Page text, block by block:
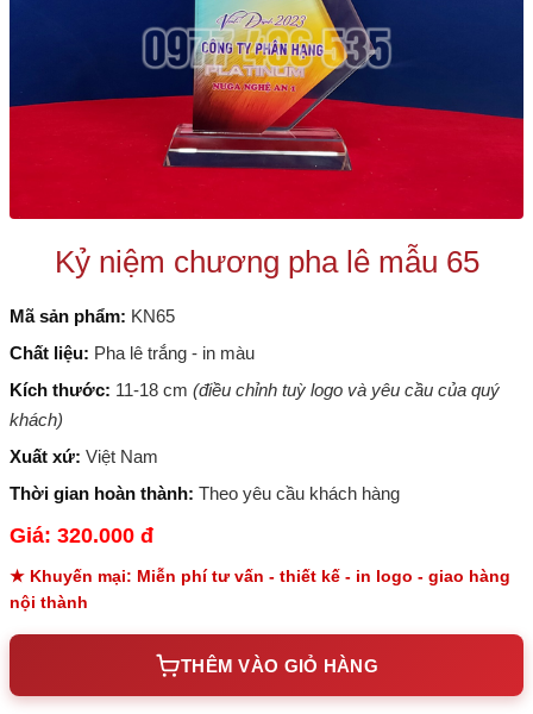
Kỷ niệm chương pha lê mẫu 65
Mã sản phẩm: KN65
Chất liệu: Pha lê trắng - in màu
Kích thước: 11-18 cm (điều chỉnh tuỳ logo và yêu cầu của quý
khách)
Xuất xứ: Việt Nam
Thời gian hoàn thành: Theo yêu cầu khách hàng
Giá: 320.000 đ
★ Khuyến mại: Miễn phí tư vấn - thiết kế - in logo - giao hàng
nội thành
THÊM VÀO GIỎ HÀNG